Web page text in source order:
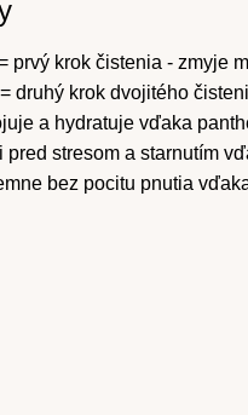
prvý krok čistenia - zmyje
druhý krok dvojitého
a hydratuje vďaka
pred stresom a starnutím
bez pocitu pnutia